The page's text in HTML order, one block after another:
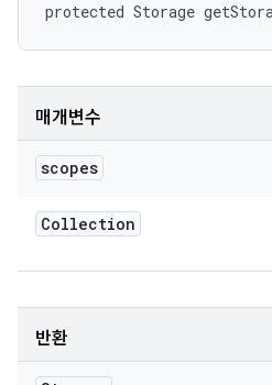
protected Storage
매개변수
scopes
Collection
반환